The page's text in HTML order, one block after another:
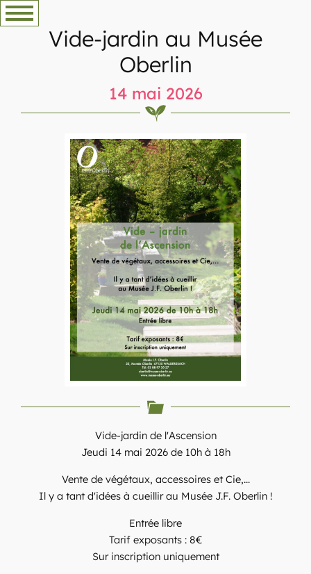
Aller
au
Vide-jardin au Musée
Oberlin
14 mai 2026
Vide-jardin de l'Ascension
Jeudi 14 mai 2026 de 10h à 18h
Vente de végétaux, accessoires et Cie,...
Il y a tant d'idées à cueillir au Musée J.F. Oberlin !
Entrée libre
Tarif exposants : 8€
Sur inscription uniquement